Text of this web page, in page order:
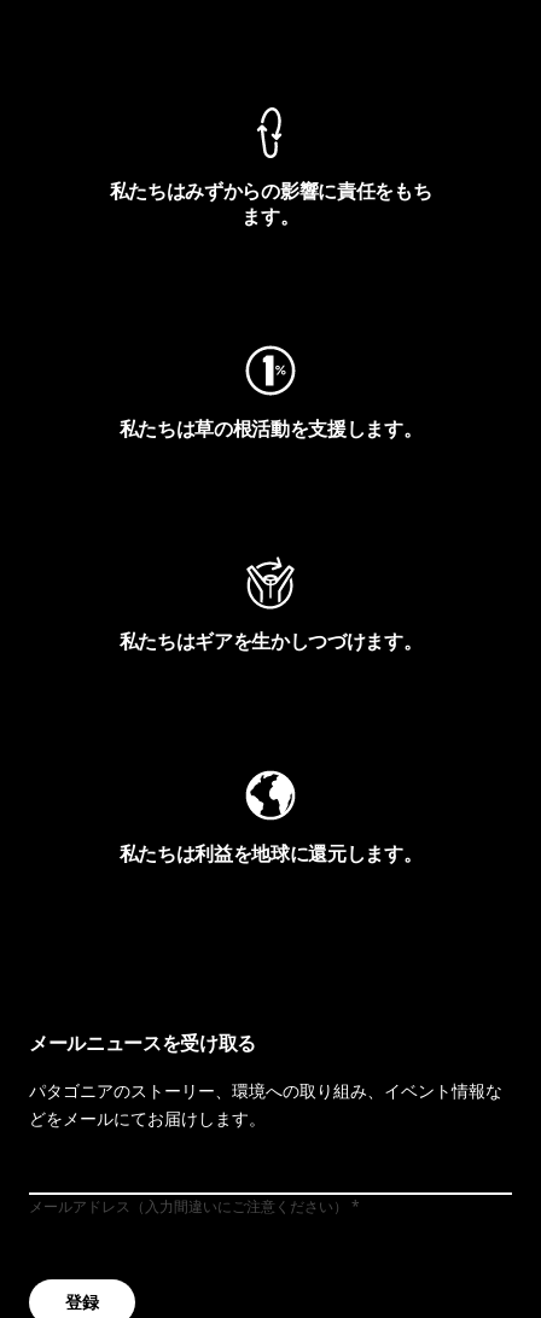
私たちはみずからの影響に責任をもち
ます。
私たちは草の根活動を支援します。
私たちはギアを生かしつづけます。
私たちは利益を地球に還元します。
メールニュースを受け取る
パタゴニアのストーリー、環境への取り組み、イベント情報な
どをメールにてお届けします。
メールアドレス（入力間違いにご注意ください）
登録